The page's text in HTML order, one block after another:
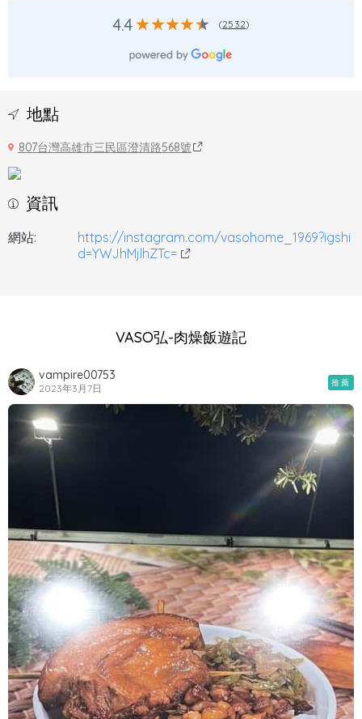
4.4 (2532)
地點
807台灣高雄市三民區澄清路568號
資訊
網站:
https://instagram.com/vasohome_1969?igshi
d=YWJhMjlhZTc=
VASO弘-肉燥飯遊記
vampire00753
2023年3月7日 推薦